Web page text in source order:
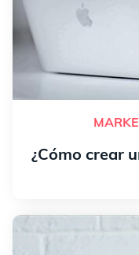
¿Cómo crear
Comercializa tu